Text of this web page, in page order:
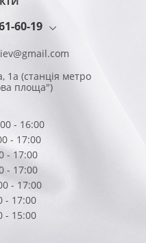
60-19
1а (станція метро
площа")
- 16:00
- 17:00
- 17:00
- 17:00
- 17:00
- 17:00
- 15:00